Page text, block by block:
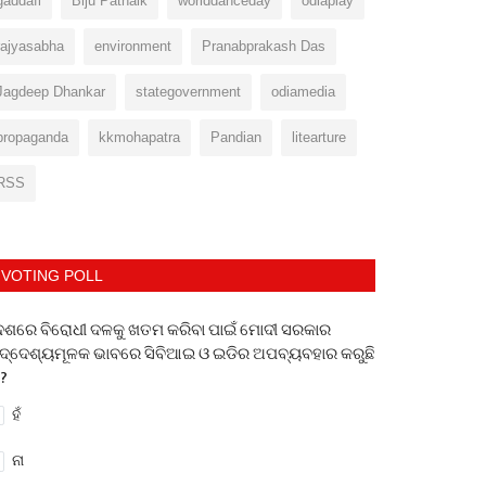
environment Pranabprakash Das
Dhankar stategovernment odiamedia
kkmohapatra Pandian litearture
VOTING POLL
ବିରୋଧୀ ଦଳକୁ ଖତମ କରିବା ପାଇଁ ମୋଦୀ ସରକାର
ଭାବରେ ସିବିଆଇ ଓ ଇଡିର ଅପବ୍ୟବହାର କରୁଛି
ହଁ
ନା